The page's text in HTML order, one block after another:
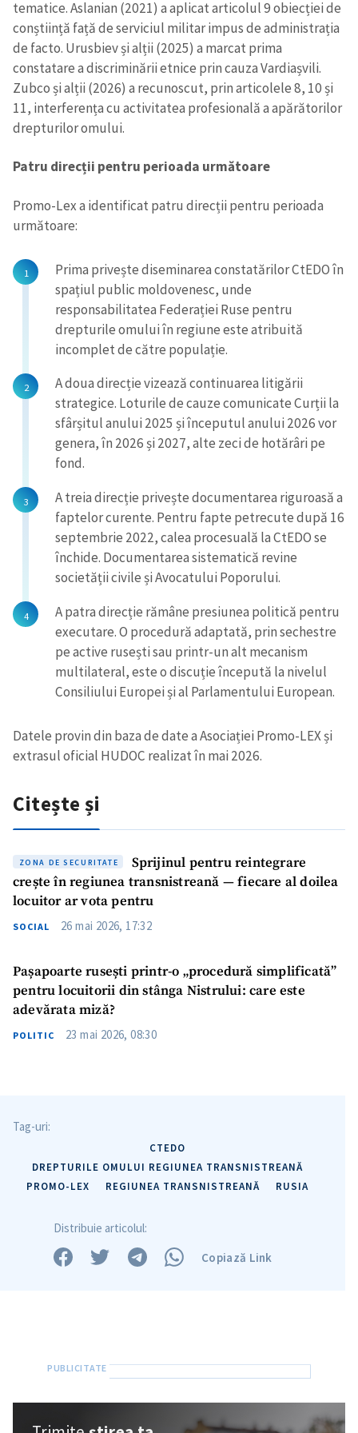
tematice. Aslanian (2021) a aplicat articolul 9 obiecției de
conștiință față de serviciul militar impus de administrația
de facto. Urusbiev și alții (2025) a marcat prima
constatare a discriminării etnice prin cauza Vardiașvili.
Zubco și alții (2026) a recunoscut, prin articolele 8, 10 și
11, interferența cu activitatea profesională a apărătorilor
drepturilor omului.
Patru direcții pentru perioada următoare
Promo-Lex a identificat patru direcții pentru perioada
următoare:
Prima privește diseminarea constatărilor CtEDO în
spațiul public moldovenesc, unde
responsabilitatea Federației Ruse pentru
drepturile omului în regiune este atribuită
incomplet de către populație.
A doua direcție vizează continuarea litigării
strategice. Loturile de cauze comunicate Curții la
sfârșitul anului 2025 și începutul anului 2026 vor
genera, în 2026 și 2027, alte zeci de hotărâri pe
fond.
A treia direcție privește documentarea riguroasă a
faptelor curente. Pentru fapte petrecute după 16
septembrie 2022, calea procesuală la CtEDO se
închide. Documentarea sistematică revine
societății civile și Avocatului Poporului.
A patra direcție rămâne presiunea politică pentru
executare. O procedură adaptată, prin sechestre
pe active rusești sau printr-un alt mecanism
multilateral, este o discuție începută la nivelul
Consiliului Europei și al Parlamentului European.
Datele provin din baza de date a Asociației Promo-LEX și
extrasul oficial HUDOC realizat în mai 2026.
Citește și
ZONA DE SECURITATE
Sprijinul pentru reintegrare
crește în regiunea transnistreană — fiecare al doilea
locuitor ar vota pentru
SOCIAL 26 mai 2026, 17:32
Pașapoarte rusești printr-o „procedură simplificată”
pentru locuitorii din stânga Nistrului: care este
adevărata miză?
POLITIC 23 mai 2026, 08:30
Tag-uri:
CTEDO
DREPTURILE OMULUI REGIUNEA TRANSNISTREANĂ
PROMO-LEX
REGIUNEA TRANSNISTREANĂ RUSIA
Distribuie articolul:
Copiază Link
Fotografie
+ Încarcă imagine